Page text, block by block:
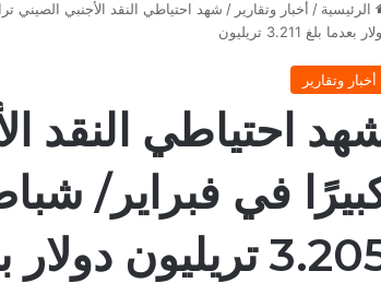
الرئيسية / أخبار وتقارير /
بعدما بلغ 3.211 تريليون
أخبار وتقارير
احتياطي النقد
في فبراير/